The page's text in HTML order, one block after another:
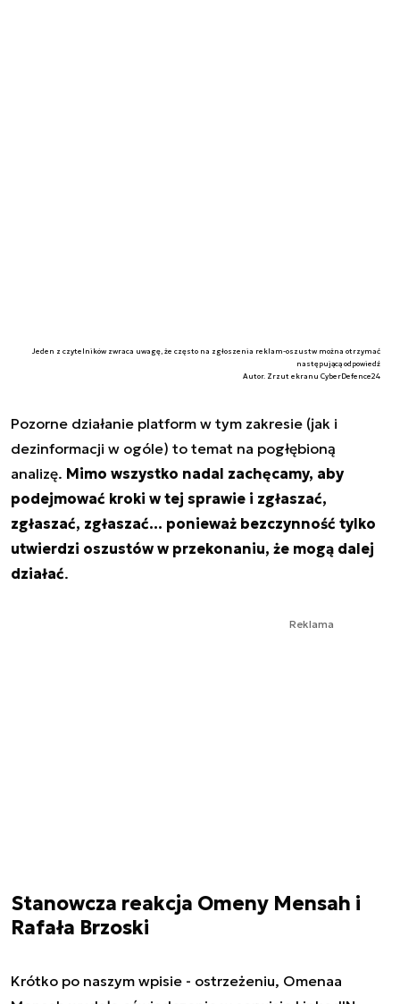
Jeden z czytelników zwraca uwagę, że często na zgłoszenia reklam-oszustw można otrzymać
następującą odpowiedź
Autor. Zrzut ekranu CyberDefence24
Pozorne działanie platform w tym zakresie (jak i
dezinformacji w ogóle) to temat na pogłębioną
analizę. Mimo wszystko nadal zachęcamy, aby
podejmować kroki w tej sprawie i zgłaszać,
zgłaszać, zgłaszać… ponieważ bezczynność tylko
utwierdzi oszustów w przekonaniu, że mogą dalej
działać.
Reklama
Stanowcza reakcja Omeny Mensah i
Rafała Brzoski
Krótko po naszym wpisie - ostrzeżeniu, Omenaa